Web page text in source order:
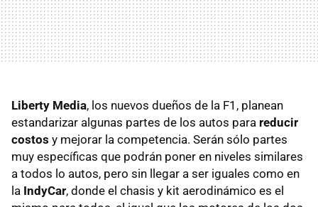
Liberty Media, los nuevos dueños de la F1, planean
estandarizar algunas partes de los autos para reducir
costos y mejorar la competencia. Serán sólo partes
muy específicas que podrán poner en niveles similares
a todos lo autos, pero sin llegar a ser iguales como en
la IndyCar, donde el chasis y kit aerodinámico es el